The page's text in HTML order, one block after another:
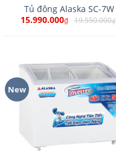
Tủ đông Alaska SC-7W
15.990.000₫ 19.550.000₫
New